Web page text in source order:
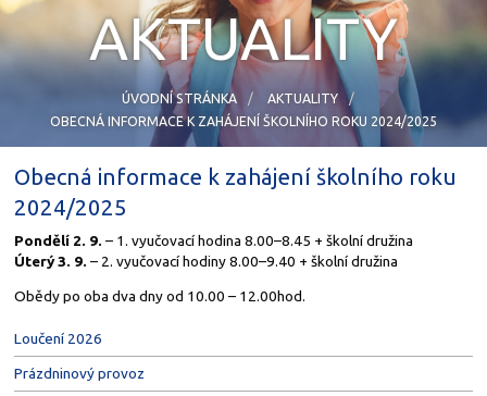
AKTUALITY
ÚVODNÍ STRÁNKA
AKTUALITY
OBECNÁ INFORMACE K ZAHÁJENÍ ŠKOLNÍHO ROKU 2024/2025
Loučení 2026
Prázdninový provoz
Obecná informace k zahájení školního roku
2024/2025
Pondělí 2. 9. – 1. vyučovací hodina 8.00–8.45 + školní družina
Úterý 3. 9. – 2. vyučovací hodiny 8.00–9.40 + školní družina
Obědy po oba dva dny od 10.00 – 12.00hod.